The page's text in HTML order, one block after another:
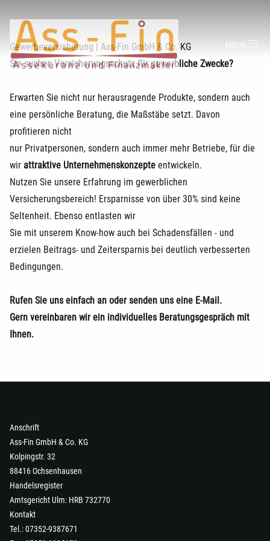
MEHR
Gewerbeversicherung | Ass-Fin GmbH & Co. KG
Sie suchen Versicherungsschutz für gewerbliche Zwecke?
Erwarten Sie nicht nur herausragende Produkte, sondern auch
eine persönliche Beratung, die Maßstäbe setzt. Davon
profitieren nicht
nur Privatpersonen, sondern auch immer mehr Betriebe, für die
wir attraktive Unternehmenskonzepte entwickeln.
Nutzen Sie unsere Erfahrung im gewerblichen
Versicherungsbereich! Ersparnisse von über 30% sind keine
Seltenheit. Ebenso entlasten wir
Sie mit unserem Know-how auch bei Schadensfällen - und
erzielen Beitrags- und Zeitersparnis bei deutlich verbesserten
Bedingungen.
Rufen Sie uns einfach an oder senden uns eine E-Mail.
Gern vereinbaren wir ein individuelles Beratungsgespräch mit
Ihnen.
Anschrift
Ass-Fin GmbH & Co. KG
Kolpingstr. 32
88416 Ochsenhausen
Handelsregister
Amtsgericht Ulm: HRB 732770
Kontakt
Tel.: 07352-9387671